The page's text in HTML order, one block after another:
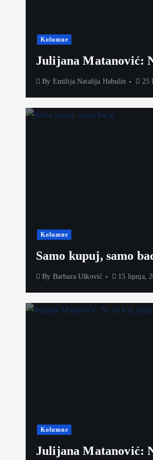
Kolumne
Julijana Matanović:
By Emilija Natalija Habulin 25
Kolumne
Samo kupuj, samo
By Barbara Ušković 15 lipnja,
Kolumne
Julijana Matanović: